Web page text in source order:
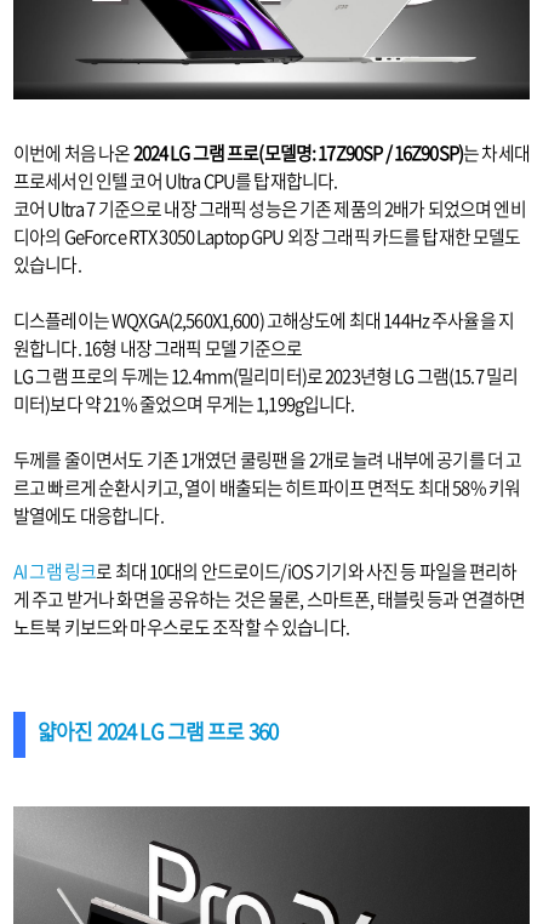
이번에 처음 나온2024 LG 그램 프로(모델명: 17Z90SP / 16Z90SP)는 차세대
프로세서인 인텔 코어 Ultra CPU를 탑재합니다.
코어 Ultra 7 기준으로 내장 그래픽 성능은 기존 제품의 2배가 되었으며 엔비
디아의 GeForce RTX 3050 Laptop GPU 외장 그래픽 카드를 탑재한 모델도
있습니다.
디스플레이는 WQXGA(2,560X1,600) 고해상도에 최대 144Hz 주사율을 지
원합니다. 16형 내장 그래픽 모델 기준으로
LG 그램 프로의 두께는 12.4mm(밀리미터)로 2023년형 LG 그램(15.7 밀리
미터)보다 약 21% 줄었으며 무게는 1,199g입니다.
두께를 줄이면서도 기존 1개였던 쿨링팬 을 2개로 늘려 내부에 공기를 더 고
르고 빠르게 순환시키고, 열이 배출되는 히트파이프 면적도 최대 58% 키워
발열에도 대응합니다.
AI 그램 링크로 최대 10대의 안드로이드/iOS 기기와 사진 등 파일을 편리하
게 주고 받거나 화면을 공유하는 것은 물론, 스마트폰, 태블릿 등과 연결하면
노트북 키보드와 마우스로도 조작할 수 있습니다.
얇아진 2024 LG 그램 프로 360